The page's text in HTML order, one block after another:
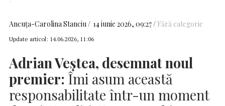
Îmi asum această responsabilitate într-un moment de criză politică; Cunosc bine
Ancuţa-Carolina Stanciu 14 iunie 2026, 09:27 Fără categorie
Update articol: 14.06.2026, 11:06
Adrian Veștea, desemnat noul
premier: Îmi asum această
responsabilitate într-un moment